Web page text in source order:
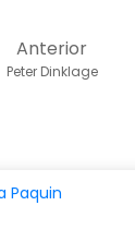
Anterior
Peter Dinklage